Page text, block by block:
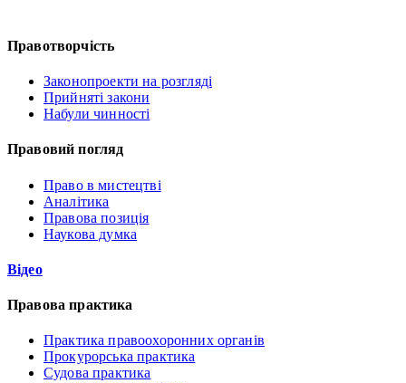
Правотворчість
Законопроекти на розгляді
Прийняті закони
Набули чинності
Правовий погляд
Право в мистецтві
Аналітика
Правова позиція
Наукова думка
Відео
Правова практика
Практика правоохоронних органів
Прокурорська практика
Судова практика